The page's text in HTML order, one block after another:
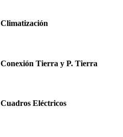
Climatización
Conexión Tierra y P. Tierra
Cuadros Eléctricos